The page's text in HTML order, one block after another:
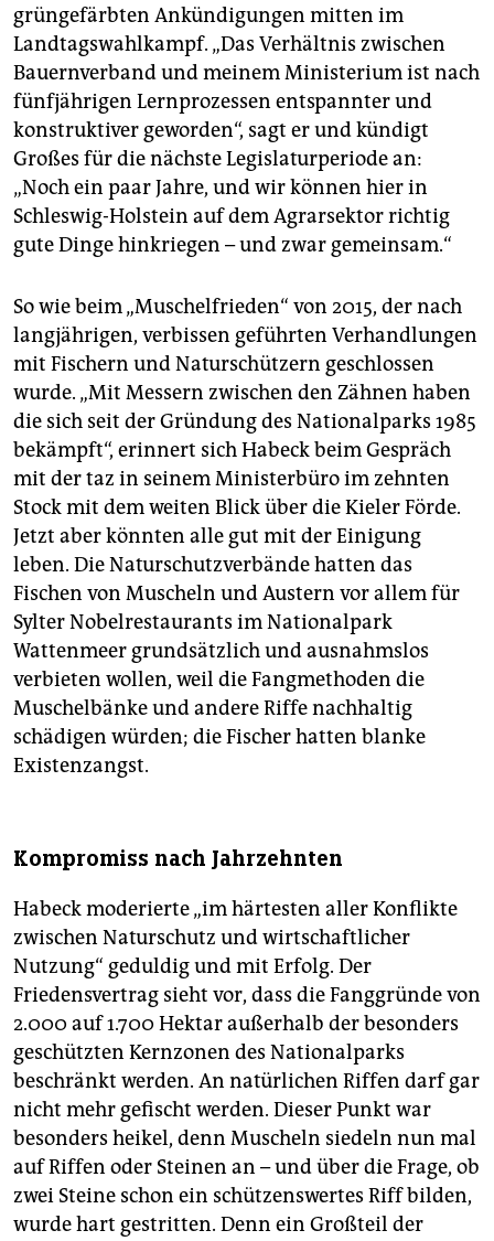
grüngefärbten Ankündigungen mitten im
Landtagswahlkampf. „Das Verhältnis zwischen
Bauernverband und meinem Ministerium ist nach
fünfjährigen Lernprozessen entspannter und
konstruktiver geworden“, sagt er und kündigt
Großes für die nächste Legislaturperiode an:
„Noch ein paar Jahre, und wir können hier in
Schleswig-Holstein auf dem Agrarsektor richtig
gute Dinge hinkriegen – und zwar gemeinsam.“
So wie beim „Muschelfrieden“ von 2015, der nach
langjährigen, verbissen geführten Verhandlungen
mit Fischern und Naturschützern geschlossen
wurde. „Mit Messern zwischen den Zähnen haben
die sich seit der Gründung des Nationalparks 1985
bekämpft“, erinnert sich Habeck beim Gespräch
mit der taz in seinem Ministerbüro im zehnten
Stock mit dem weiten Blick über die Kieler Förde.
Jetzt aber könnten alle gut mit der Einigung
leben. Die Naturschutzverbände hatten das
Fischen von Muscheln und Austern vor allem für
Sylter Nobelrestaurants im Nationalpark
Wattenmeer grundsätzlich und ausnahmslos
verbieten wollen, weil die Fangmethoden die
Muschelbänke und andere Riffe nachhaltig
schädigen würden; die Fischer hatten blanke
Existenzangst.
Kompromiss nach Jahrzehnten
Habeck moderierte „im härtesten aller Konflikte
zwischen Naturschutz und wirtschaftlicher
Nutzung“ geduldig und mit Erfolg. Der
Friedensvertrag sieht vor, dass die Fanggründe von
2.000 auf 1.700 Hektar außerhalb der besonders
geschützten Kernzonen des Nationalparks
beschränkt werden. An natürlichen Riffen darf gar
nicht mehr gefischt werden. Dieser Punkt war
besonders heikel, denn Muscheln siedeln nun mal
auf Riffen oder Steinen an – und über die Frage, ob
zwei Steine schon ein schützenswertes Riff bilden,
wurde hart gestritten. Denn ein Großteil der